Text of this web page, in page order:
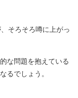
そろそろ噂に上がっ
な問題を抱えている
るでしょう。